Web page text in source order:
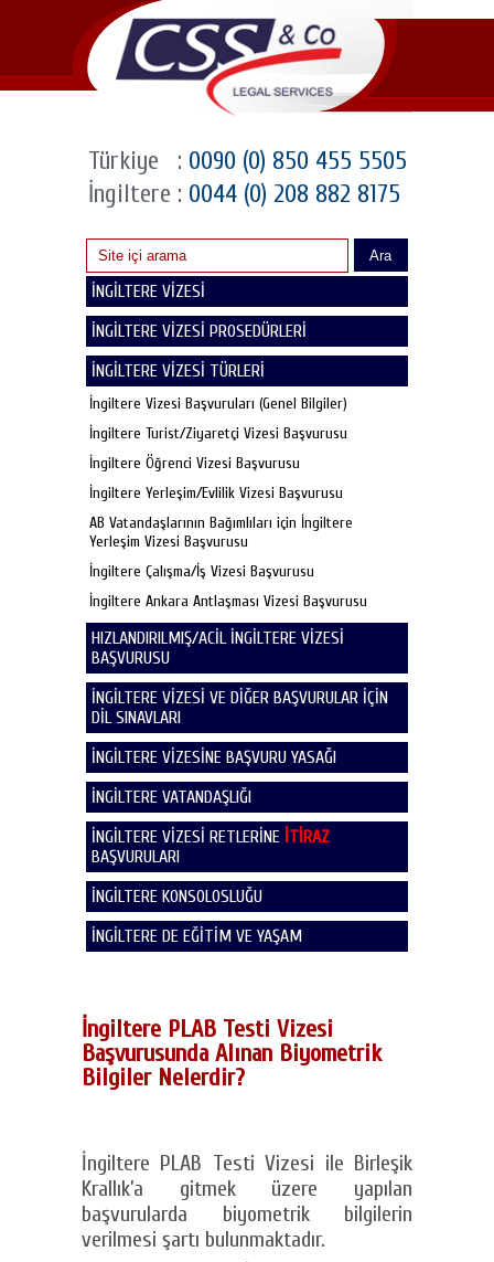
Türkiye : 0090 (0) 850 455 5505
İngiltere : 0044 (0) 208 882 8175
Ara
İNGİLTERE VİZESİ
İNGİLTERE VİZESİ PROSEDÜRLERİ
İNGİLTERE VİZESİ TÜRLERİ
İngiltere Vizesi Başvuruları (Genel Bilgiler)
İngiltere Turist/Ziyaretçi Vizesi Başvurusu
İngiltere Öğrenci Vizesi Başvurusu
İngiltere Yerleşim/Evlilik Vizesi Başvurusu
AB Vatandaşlarının Bağımlıları için İngiltere
Yerleşim Vizesi Başvurusu
İngiltere Çalışma/İş Vizesi Başvurusu
İngiltere Ankara Antlaşması Vizesi Başvurusu
HIZLANDIRILMIŞ/ACİL İNGİLTERE VİZESİ
BAŞVURUSU
İNGİLTERE VİZESİ VE DİĞER BAŞVURULAR İÇİN
DİL SINAVLARI
İNGİLTERE VİZESİNE BAŞVURU YASAĞI
İNGİLTERE VATANDAŞLIĞI
İNGİLTERE VİZESİ RETLERİNE İTİRAZ
BAŞVURULARI
İNGİLTERE KONSOLOSLUĞU
İNGİLTERE DE EĞİTİM VE YAŞAM
İngiltere PLAB Testi Vizesi
Başvurusunda Alınan Biyometrik
Bilgiler Nelerdir?
İngiltere PLAB Testi Vizesi ile Birleşik
Krallık’a gitmek üzere yapılan
başvurularda biyometrik bilgilerin
verilmesi şartı bulunmaktadır.